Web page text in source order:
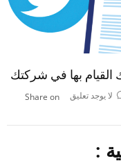
القيام بها في شركتك
لا يوجد تعليق
Share on
: